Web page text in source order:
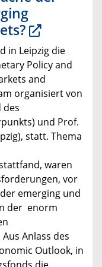
in Leipzig die
Policy and
and
organisiert von
des
und Prof.
statt. Thema
waren
vor
emerging und
der enorm
Anlass des
Outlook, in